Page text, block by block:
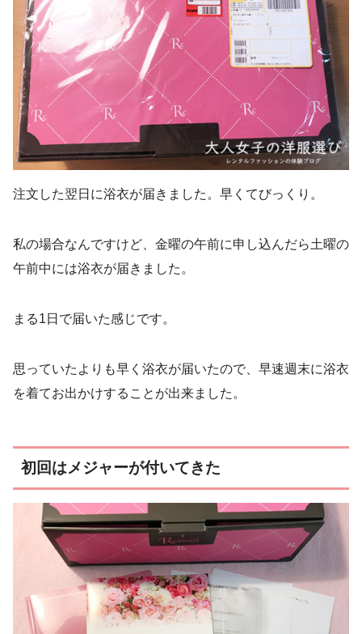
注文した翌日に浴衣が届きました。早くてびっくり。
私の場合なんですけど、金曜の午前に申し込んだら土曜の
午前中には浴衣が届きました。
まる1日で届いた感じです。
思っていたよりも早く浴衣が届いたので、早速週末に浴衣
を着てお出かけすることが出来ました。
初回はメジャーが付いてきた